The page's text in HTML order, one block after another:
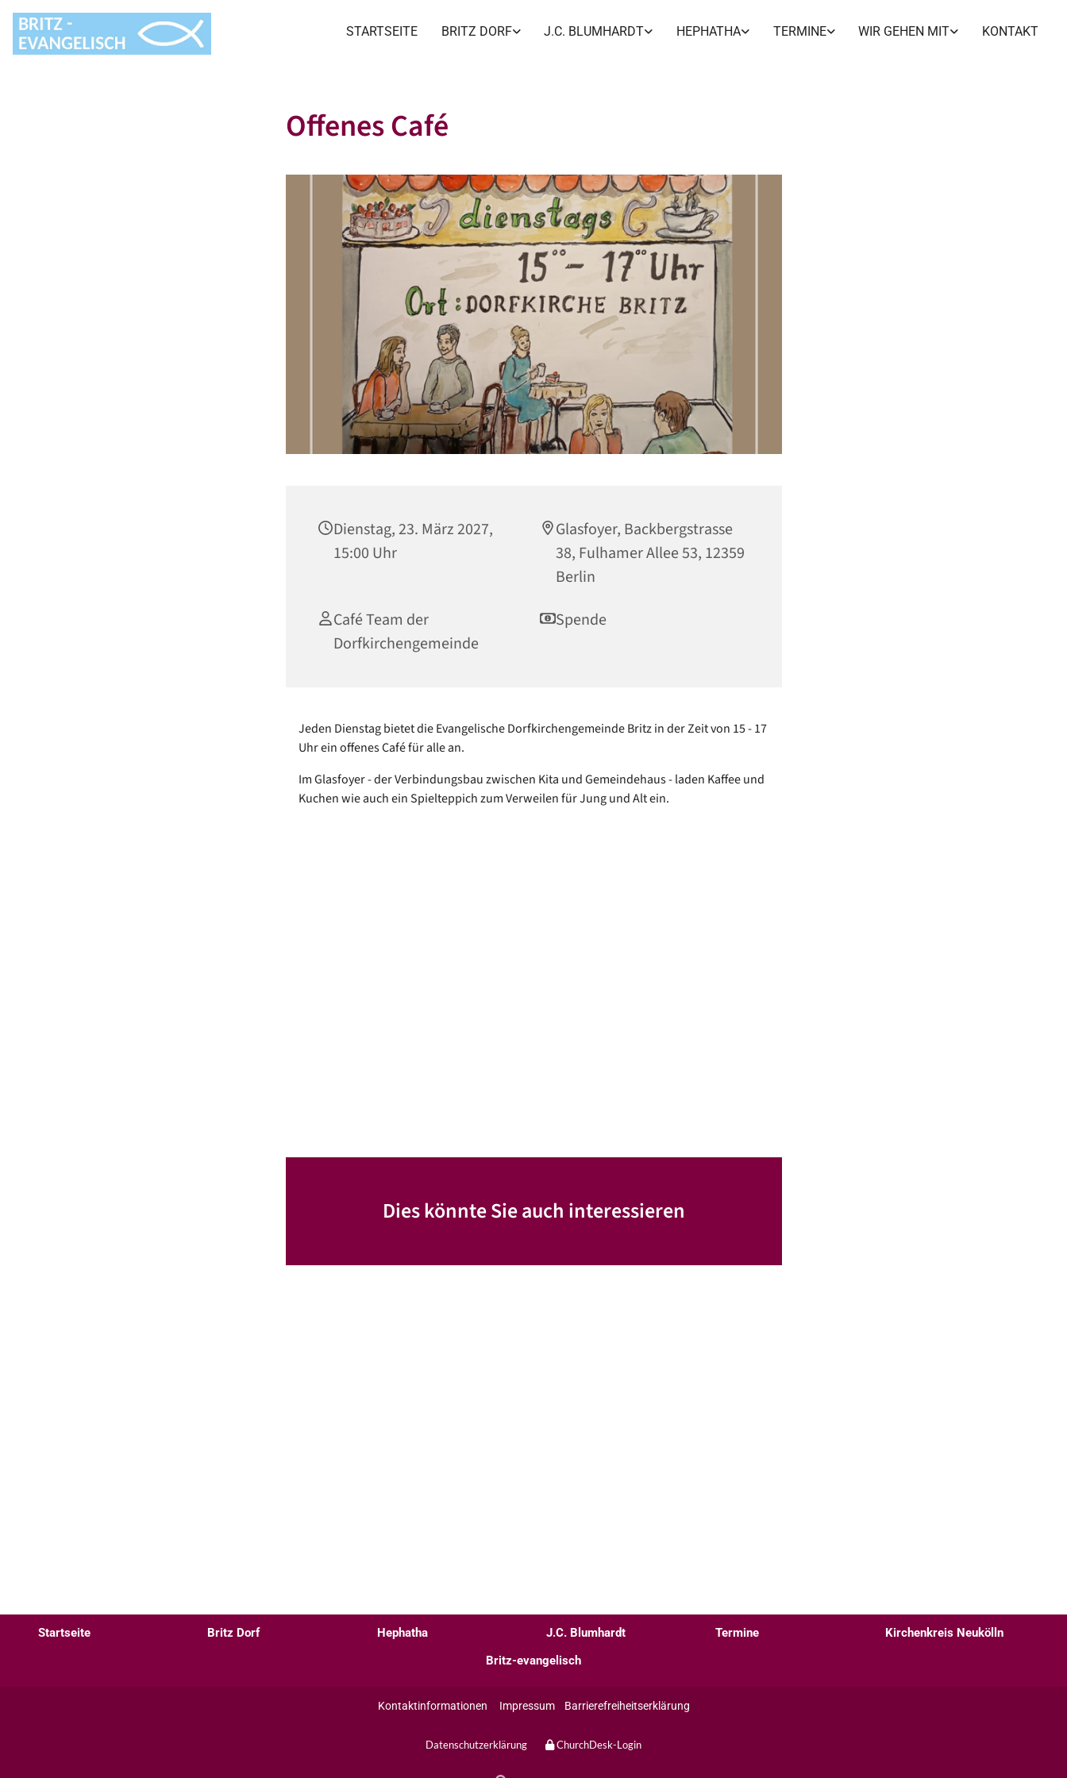
STARTSEITE BRITZ DORF J.C. BLUMHARDT HEPHATHA TERMINE WIR GEHEN MIT KONTAKT
Offenes Café
Dienstag, 23. März 2027,
15:00 Uhr
Glasfoyer, Backbergstrasse
38, Fulhamer Allee 53, 12359
Berlin
Café Team der
Dorfkirchengemeinde
Spende
Jeden Dienstag bietet die Evangelische Dorfkirchengemeinde Britz in der Zeit von 15 - 17
Uhr ein offenes Café für alle an.
Im Glasfoyer - der Verbindungsbau zwischen Kita und Gemeindehaus - laden Kaffee und
Kuchen wie auch ein Spielteppich zum Verweilen für Jung und Alt ein.
Dies könnte Sie auch interessieren
Startseite Britz Dorf Hephatha J.C. Blumhardt Termine
Kirchenkreis Neukölln
Britz-evangelisch
Kontaktinformationen Impressum Barrierefreiheitserklärung
Datenschutzerklärung ChurchDesk-Login